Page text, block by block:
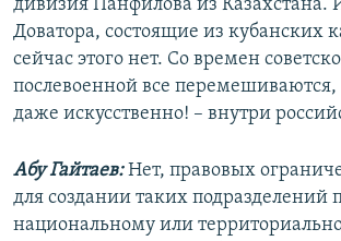
дивизия Панфилова из Казахстана.
Доватора, состоящие из кубанских
сейчас этого нет. Со времен
послевоенной все
даже искусственно! – внутри
Абу Гайтаев:Нет, правовых
для создании таких подразделений
национальному или